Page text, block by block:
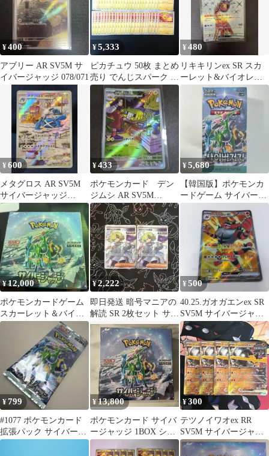
¥400
アブリー AR SV5M サ
イバージャッジ 078/071
¥5,333
ピカチュウ 50枚 まとめ
売り でんじスパーク サ
イバージャッジ ③
¥480
リキキリンex SR スカ
ーレット&バイオレッ
ト 拡張パック サイバー
ジャッジ…
¥600
メタグロス AR SV5M
サイバージャッジ
080/071
¥433
ポケモンカード デン
ジムシ AR SV5M
076/071 サイバージャッ
ジ
¥5,680
【韓国版】ポケモンカ
ードゲーム サイバージ
ク付き
¥12,000
ポケモンカードゲーム
スカーレット＆バイオ
レット 拡張パック サイ
バージャッジ
¥2,222
即日発送 暗号マニアの
解読 SR 2枚セット サイ
バージャッジ
¥500
40.25.ガオガエンex SR
SV5M サイバージャッ
ジ ポケモンカード
¥799
#1077 ポケモンカード
拡張パック サイバージ
ャッジ 1パック 新品未
¥13,800
ポケモンカード サイバ
ージャッジ 1BOX シュ
リンク付
¥300
テツノイワオex RR
SV5M サイバージャッ
ジ 041/071 4枚セット